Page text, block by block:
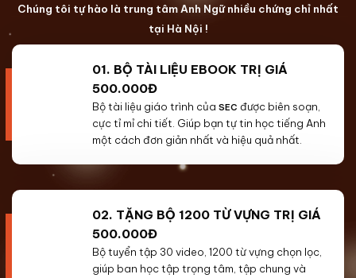
Chúng tôi tự hào là trung tâm Anh Ngữ nhiều chứng chỉ nhất
tại Hà Nội !
01. BỘ TÀI LIỆU EBOOK TRỊ GIÁ
500.000Đ
Bộ tài liệu giáo trình của SEC được biên soạn,
cực tỉ mỉ chi tiết. Giúp bạn tự tin học tiếng Anh
một cách đơn giản nhất và hiệu quả nhất.
02. TẶNG BỘ 1200 TỪ VỰNG TRỊ GIÁ
500.000Đ
Bộ tuyển tập 30 video, 1200 từ vựng chọn lọc,
giúp ban học tập trọng tâm, tập chung và